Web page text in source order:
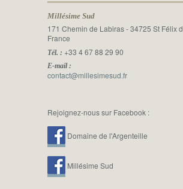
Millésime Sud
171 Chemin de Labiras - 34725 St Félix
France
Tél. : +33 4 67 88 29 90
E-mail :
contact@millesimesud.fr
Rejoignez-nous sur Facebook :
Domaine de l'Argenteille
Millésime Sud